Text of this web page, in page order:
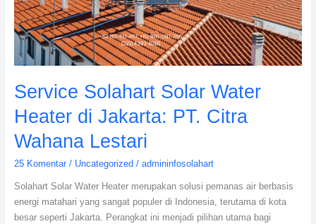
Service Solahart Solar Water
Heater di Jakarta: PT. Citra
Wahana Lestari
25 Komentar / Uncategorized/ admininfosolahart
Solahart Solar Water Heater merupakan solusi pemanas air berbasis
energi matahari yang sangat populer di Indonesia, terutama di kota
besar seperti Jakarta. Perangkat ini menjadi pilihan utama bagi
di
Jakarta:
PT.
Citra
Wahana
Lestari